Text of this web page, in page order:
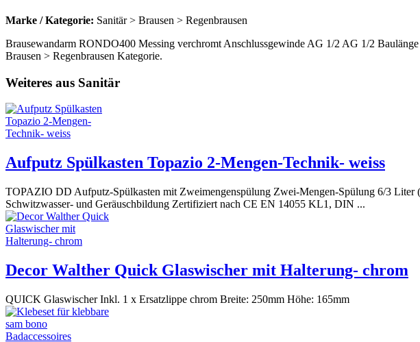
Marke / Kategorie: Sanitär > Brausen > Regenbrausen
Brausewandarm RONDO400 Messing verchromt Anschlussgewinde AG 1/2 AG 1/2
Brausen > Regenbrausen Kategorie.
Weiteres aus Sanitär
Aufputz Spülkasten Topazio 2-Mengen-Technik- weiss
TOPAZIO DD Aufputz-Spülkasten mit Zweimengenspülung Zwei-Mengen-Spülung 6/3
Schwitzwasser- und Geräuschbildung Zertifiziert nach CE EN 14055 KL1, DIN ...
Decor Walther Quick Glaswischer mit Halterung- chrom
QUICK Glaswischer Inkl. 1 x Ersatzlippe chrom Breite: 250mm Höhe: 165mm